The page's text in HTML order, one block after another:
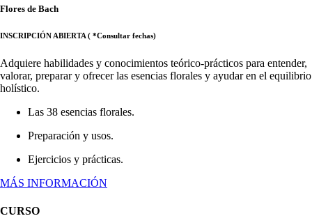
Flores de Bach
INSCRIPCIÓN ABIERTA ( *Consultar fechas)
Adquiere habilidades y conocimientos teórico-prácticos para entender,
valorar, preparar y ofrecer las esencias florales y ayudar en el equilibrio
holístico.
Las 38 esencias florales.
Preparación y usos.
Ejercicios y prácticas.
MÁS INFORMACIÓN
CURSO